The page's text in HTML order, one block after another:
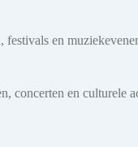
en
concerten en culturele